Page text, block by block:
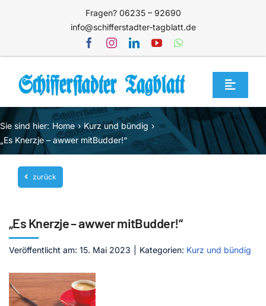
Fragen? 06235 – 92690
info@schifferstadter-tagblatt.de
Toggle
Home
Themen
Blog
Unternehmen
Mediathek
Kontakt
Sie sind hier: Home
Kurz und bündig
„Es Knerzje – awwer mitBudder!“
zurück
„Es Knerzje – awwer mitBudder!“
Veröffentlicht am: 15. Mai 2023 Kategorien: Kurz und bündig